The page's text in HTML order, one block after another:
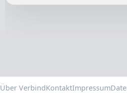
Über VerbindKontaktImpressum